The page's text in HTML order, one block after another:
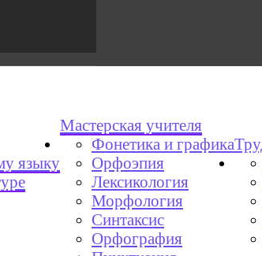
Мастерская учителя
языку
Фонетика и графика
Орфоэпия
Лексикология
Морфология
Синтаксис
Орфография